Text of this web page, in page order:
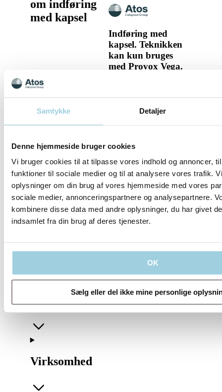
Samtykke Detaljer
Denne hjemmeside bruger cookies
Vi bruger cookies til at tilpasse vores indhold og annoncer,
funktioner til sociale medier og til at analysere vores trafik.
oplysninger om din brug af vores hjemmeside med vores
sociale medier, annonceringspartnere og analysepartnere.
kombinere disse data med andre oplysninger, du har givet
indsamlet fra din brug af deres tjenester.
OK
Sælg eller del ikke mine personlige
om indføring
med kapsel
Indføring med
kapsel. Teknikken
kan kun bruges
med Provox Vega.
Del Gem til mit indhold
Vores politikker
Virksomhed